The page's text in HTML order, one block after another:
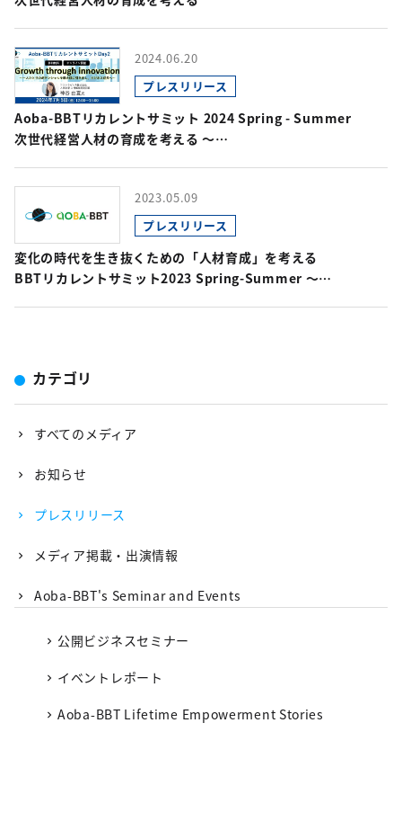
2024.06.20
プレスリリース
Aoba-BBTリカレントサミット 2024 Spring - Summer
次世代経営人材の育成を考える 〜
2023.05.09
プレスリリース
変化の時代を生き抜くための「人材育成」を考える
BBTリカレントサミット2023 Spring-Summer 〜
カテゴリ
すべてのメディア
お知らせ
プレスリリース
メディア掲載・出演情報
Aoba-BBT's Seminar and Events
公開ビジネスセミナー
イベントレポート
Aoba-BBT Lifetime Empowerment Stories